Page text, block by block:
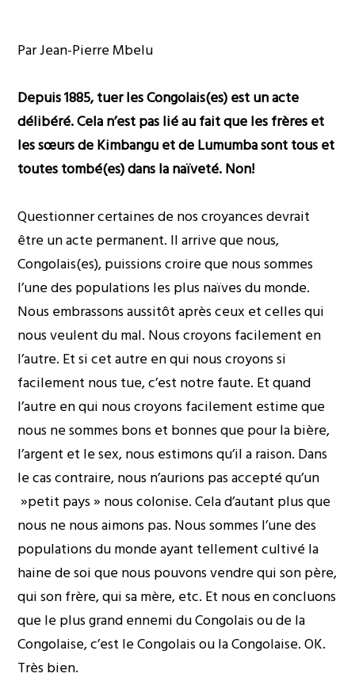
Par Jean-Pierre Mbelu
Depuis 1885, tuer les Congolais(es) est un acte
délibéré. Cela n’est pas lié au fait que les frères et
les sœurs de Kimbangu et de Lumumba sont tous et
toutes tombé(es) dans la naïveté. Non!
Questionner certaines de nos croyances devrait
être un acte permanent. Il arrive que nous,
Congolais(es), puissions croire que nous sommes
l’une des populations les plus naïves du monde.
Nous embrassons aussitôt après ceux et celles qui
nous veulent du mal. Nous croyons facilement en
l’autre. Et si cet autre en qui nous croyons si
facilement nous tue, c’est notre faute. Et quand
l’autre en qui nous croyons facilement estime que
nous ne sommes bons et bonnes que pour la bière,
l’argent et le sex, nous estimons qu’il a raison. Dans
le cas contraire, nous n’aurions pas accepté qu’un
»petit pays » nous colonise. Cela d’autant plus que
nous ne nous aimons pas. Nous sommes l’une des
populations du monde ayant tellement cultivé la
haine de soi que nous pouvons vendre qui son père,
qui son frère, qui sa mère, etc. Et nous en concluons
que le plus grand ennemi du Congolais ou de la
Congolaise, c’est le Congolais ou la Congolaise. OK.
Très bien.